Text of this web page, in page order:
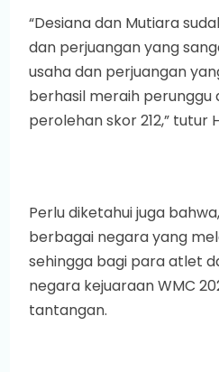
“Desiana dan Mutiara
dan perjuangan yang
usaha dan perjuangan
berhasil meraih
perolehan skor 212,” tutur
Perlu diketahui juga
berbagai negara yang
sehingga bagi para atlet
negara kejuaraan WMC
tantangan.